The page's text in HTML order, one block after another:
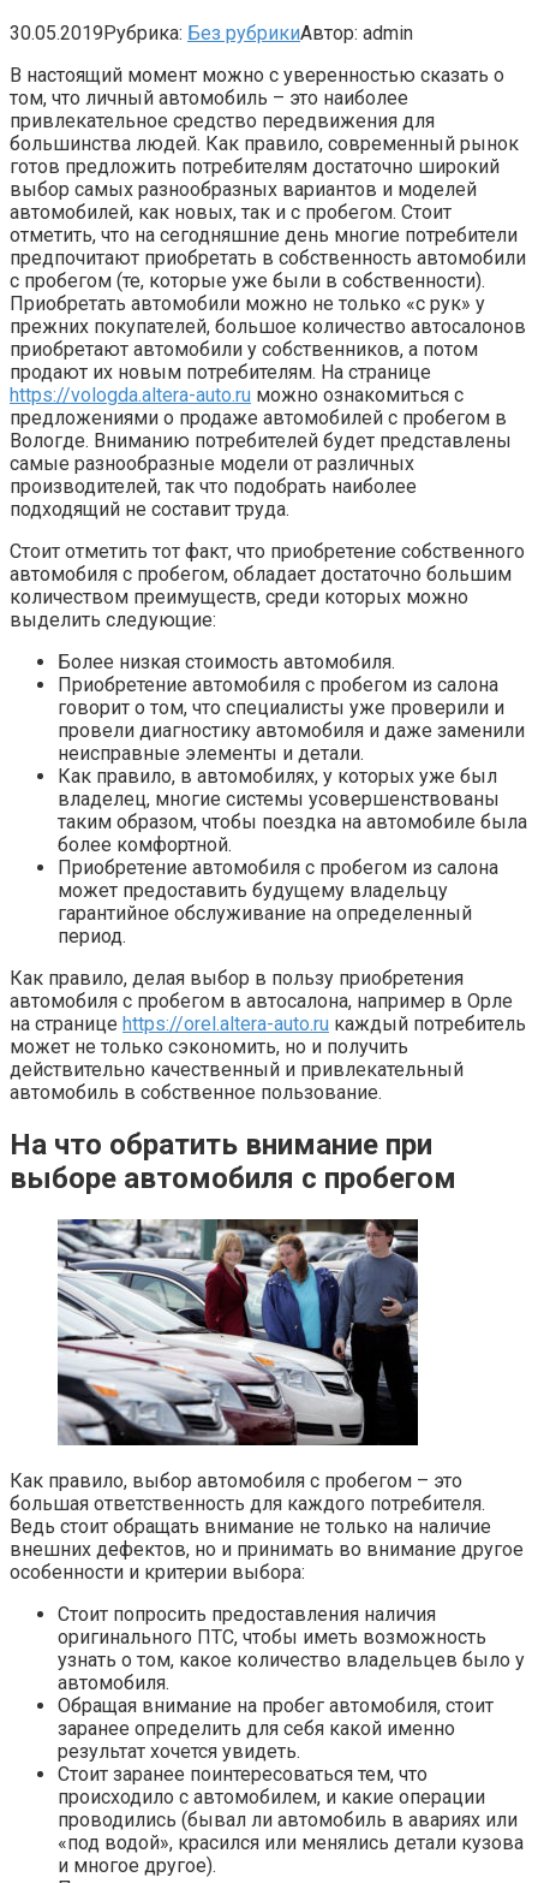
30.05.2019Рубрика: Без рубрикиАвтор: admin
В настоящий момент можно с уверенностью сказать о
том, что личный автомобиль – это наиболее
привлекательное средство передвижения для
большинства людей. Как правило, современный рынок
готов предложить потребителям достаточно широкий
выбор самых разнообразных вариантов и моделей
автомобилей, как новых, так и с пробегом. Стоит
отметить, что на сегодняшние день многие потребители
предпочитают приобретать в собственность автомобили
с пробегом (те, которые уже были в собственности).
Приобретать автомобили можно не только «с рук» у
прежних покупателей, большое количество автосалонов
приобретают автомобили у собственников, а потом
продают их новым потребителям. На странице
https://vologda.altera-auto.ru можно ознакомиться с
предложениями о продаже автомобилей с пробегом в
Вологде. Вниманию потребителей будет представлены
самые разнообразные модели от различных
производителей, так что подобрать наиболее
подходящий не составит труда.
Стоит отметить тот факт, что приобретение собственного
автомобиля с пробегом, обладает достаточно большим
количеством преимуществ, среди которых можно
выделить следующие:
Более низкая стоимость автомобиля.
Приобретение автомобиля с пробегом из салона
говорит о том, что специалисты уже проверили и
провели диагностику автомобиля и даже заменили
неисправные элементы и детали.
Как правило, в автомобилях, у которых уже был
владелец, многие системы усовершенствованы
таким образом, чтобы поездка на автомобиле была
более комфортной.
Приобретение автомобиля с пробегом из салона
может предоставить будущему владельцу
гарантийное обслуживание на определенный
период.
Как правило, делая выбор в пользу приобретения
автомобиля с пробегом в автосалона, например в Орле
на странице https://orel.altera-auto.ru каждый потребитель
может не только сэкономить, но и получить
действительно качественный и привлекательный
автомобиль в собственное пользование.
На что обратить внимание при
выборе автомобиля с пробегом
Как правило, выбор автомобиля с пробегом – это
большая ответственность для каждого потребителя.
Ведь стоит обращать внимание не только на наличие
внешних дефектов, но и принимать во внимание другое
особенности и критерии выбора:
Стоит попросить предоставления наличия
оригинального ПТС, чтобы иметь возможность
узнать о том, какое количество владельцев было у
автомобиля.
Обращая внимание на пробег автомобиля, стоит
заранее определить для себя какой именно
результат хочется увидеть.
Стоит заранее поинтересоваться тем, что
происходило с автомобилем, и какие операции
проводились (бывал ли автомобиль в авариях или
«под водой», красился или менялись детали кузова
и многое другое).